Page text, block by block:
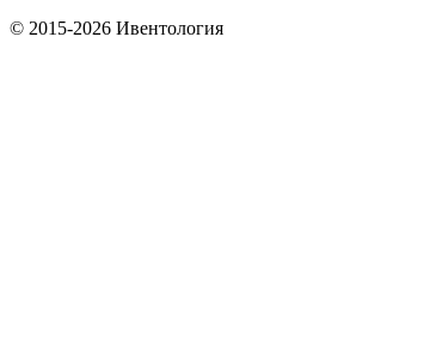
© 2015-2026 Ивентология